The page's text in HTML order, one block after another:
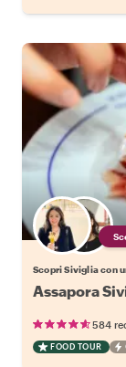
Scopri Siviglia con
Assapora
584
FOOD TOUR